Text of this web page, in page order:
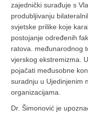
zajednički surađuje s
produbljivanju
svjetske prilike koje
postojanje određenih
ratova. međunarodnog
vjerskog ekstremizma.
pojačati međusobne
suradnju u Ujedinjenim
organizacijama.
Dr. Šimonović je